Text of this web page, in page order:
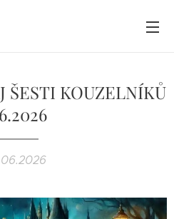
ŠESTI KOUZELNÍKŮ